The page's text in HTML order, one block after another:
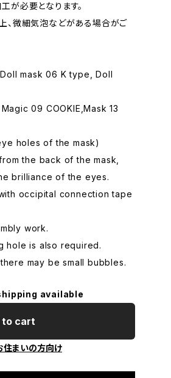
が必要となります。
、微細気泡などがある場合がご
mask 06 K type, Doll
09 COOKIE,Mask 13
holes of the mask)
the back of the mask,
brilliance of the eyes.
occipital connection tape
work.
hole is also required.
may be small bubbles.
available
to cart
住まいの方向け